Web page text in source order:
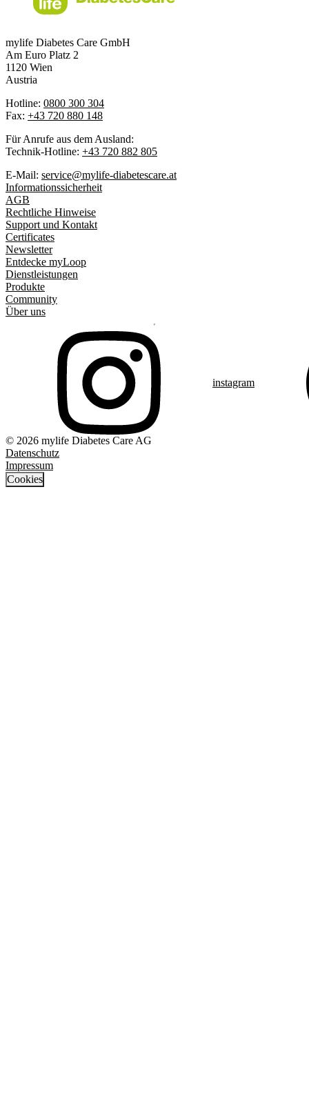
mylife Diabetes Care GmbH
Am Euro Platz 2
1120 Wien
Austria
Hotline: 0800 300 304
Fax: +43 720 880 148
Für Anrufe aus dem Ausland:
Technik-Hotline: +43 720 882 805
E-Mail: service@mylife-diabetescare.at
Informationssicherheit
AGB
Rechtliche Hinweise
Support und Kontakt
Certificates
Newsletter
Entdecke myLoop
Dienstleistungen
Produkte
Community
Über uns
instagram
© 2026 mylife Diabetes Care AG
Datenschutz
Impressum
Cookies